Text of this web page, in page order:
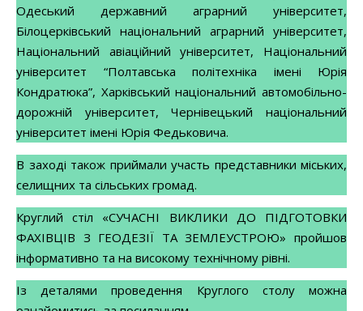
Одеський державний аграрний університет,
Білоцерківський національний аграрний університет,
Національний авіаційний університет, Національний
університет “Полтавська політехніка імені Юрія
Кондратюка”, Харківський національний автомобільно-
дорожній університет, Чернівецький національний
університет імені Юрія Федьковича.
В заході також приймали участь представники міських,
селищних та сільських громад.
Круглий стіл «СУЧАСНІ ВИКЛИКИ ДО ПІДГОТОВКИ
ФАХІВЦІВ З ГЕОДЕЗІЇ ТА ЗЕМЛЕУСТРОЮ» пройшов
інформативно та на високому технічному рівні.
Із деталями проведення Круглого столу можна